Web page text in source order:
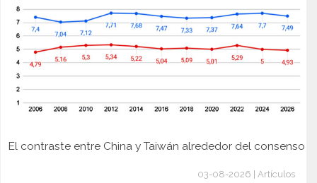
El contraste entre China y Taiwán alrededor del consenso
03-08-2026 | Artículos